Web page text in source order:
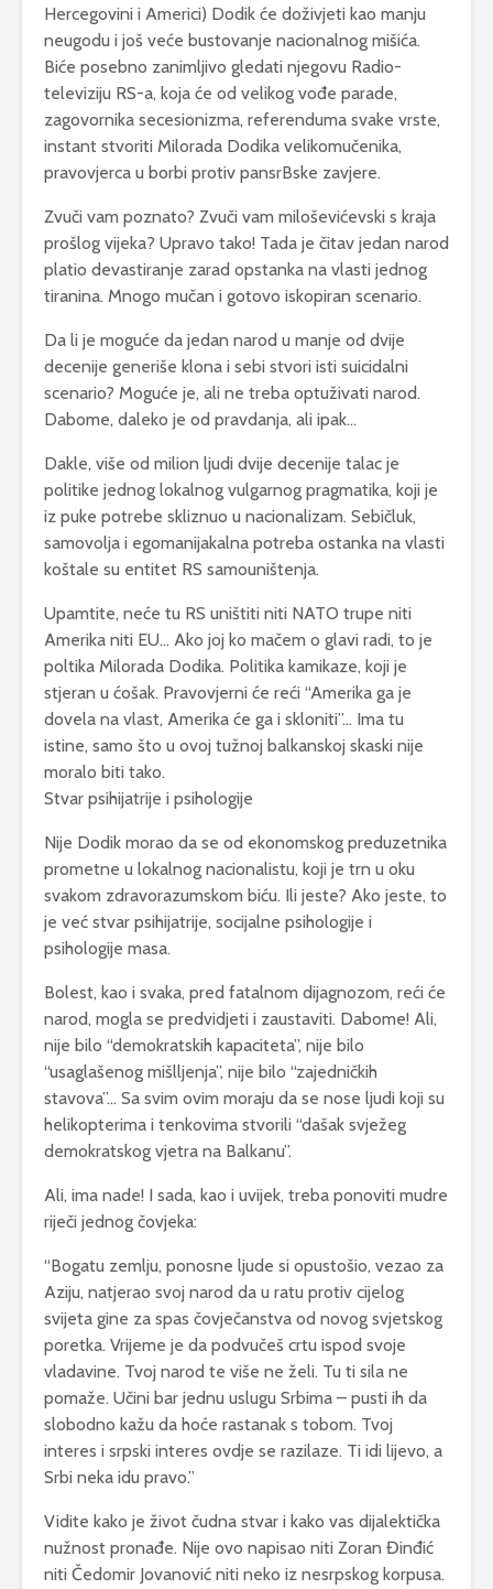
Hercegovini i Americi) Dodik će doživjeti kao manju
neugodu i još veće bustovanje nacionalnog mišića.
Biće posebno zanimljivo gledati njegovu Radio-
televiziju RS-a, koja će od velikog vođe parade,
zagovornika secesionizma, referenduma svake vrste,
instant stvoriti Milorada Dodika velikomučenika,
pravovjerca u borbi protiv pansrBske zavjere.
Zvuči vam poznato? Zvuči vam miloševićevski s kraja
prošlog vijeka? Upravo tako! Tada je čitav jedan narod
platio devastiranje zarad opstanka na vlasti jednog
tiranina. Mnogo mučan i gotovo iskopiran scenario.
Da li je moguće da jedan narod u manje od dvije
decenije generiše klona i sebi stvori isti suicidalni
scenario? Moguće je, ali ne treba optuživati narod.
Dabome, daleko je od pravdanja, ali ipak…
Dakle, više od milion ljudi dvije decenije talac je
politike jednog lokalnog vulgarnog pragmatika, koji je
iz puke potrebe skliznuo u nacionalizam. Sebičluk,
samovolja i egomanijakalna potreba ostanka na vlasti
koštale su entitet RS samouništenja.
Upamtite, neće tu RS uništiti niti NATO trupe niti
Amerika niti EU… Ako joj ko mačem o glavi radi, to je
poltika Milorada Dodika. Politika kamikaze, koji je
stjeran u ćošak. Pravovjerni će reći “Amerika ga je
dovela na vlast, Amerika će ga i skloniti”… Ima tu
istine, samo što u ovoj tužnoj balkanskoj skaski nije
moralo biti tako.
Stvar psihijatrije i psihologije
Nije Dodik morao da se od ekonomskog preduzetnika
prometne u lokalnog nacionalistu, koji je trn u oku
svakom zdravorazumskom biću. Ili jeste? Ako jeste, to
je već stvar psihijatrije, socijalne psihologije i
psihologije masa.
Bolest, kao i svaka, pred fatalnom dijagnozom, reći će
narod, mogla se predvidjeti i zaustaviti. Dabome! Ali,
nije bilo “demokratskih kapaciteta”, nije bilo
“usaglašenog mišlljenja”, nije bilo “zajedničkih
stavova”… Sa svim ovim moraju da se nose ljudi koji su
helikopterima i tenkovima stvorili “dašak svježeg
demokratskog vjetra na Balkanu”.
Ali, ima nade! I sada, kao i uvijek, treba ponoviti mudre
riječi jednog čovjeka:
“Bogatu zemlju, ponosne ljude si opustošio, vezao za
Aziju, natjerao svoj narod da u ratu protiv cijelog
svijeta gine za spas čovječanstva od novog svjetskog
poretka. Vrijeme je da podvučeš crtu ispod svoje
vladavine. Tvoj narod te više ne želi. Tu ti sila ne
pomaže. Učini bar jednu uslugu Srbima – pusti ih da
slobodno kažu da hoće rastanak s tobom. Tvoj
interes i srpski interes ovdje se razilaze. Ti idi lijevo, a
Srbi neka idu pravo.”
Vidite kako je život čudna stvar i kako vas dijalektička
nužnost pronađe. Nije ovo napisao niti Zoran Đinđić
niti Čedomir Jovanović niti neko iz nesrpskog korpusa.